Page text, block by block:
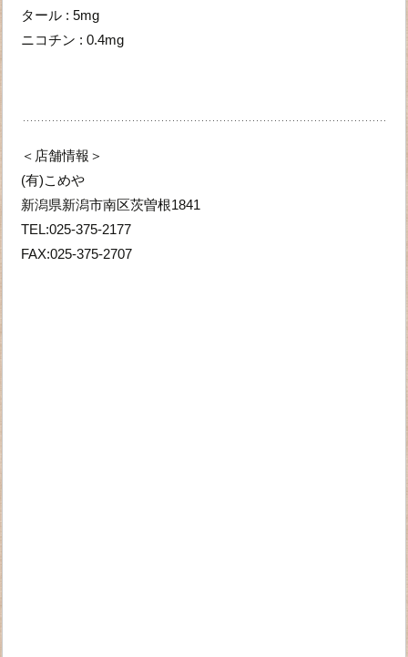
タール : 5mg
ニコチン : 0.4mg
＜店舗情報＞
(有)こめや
新潟県新潟市南区茨曽根1841
TEL:025-375-2177
FAX:025-375-2707